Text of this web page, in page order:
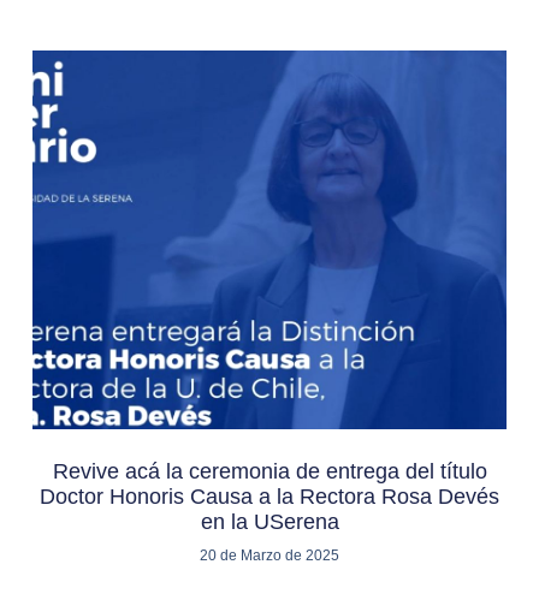
Revive acá la ceremonia de entrega del título
Doctor Honoris Causa a la Rectora Rosa Devés
en la USerena
20 de Marzo de 2025